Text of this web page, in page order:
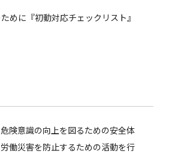
めに『初動対応チェックリスト』
険意識の向上を図るための安全体
働災害を防止するための活動を行